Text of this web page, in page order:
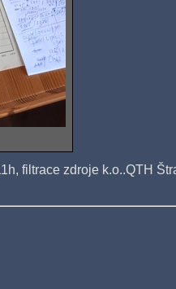
filtrace zdroje k.o..QTH